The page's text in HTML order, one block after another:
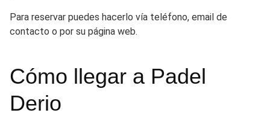
Para reservar puedes hacerlo vía teléfono, email de
contacto o por su página web.
Cómo llegar a Padel
Derio